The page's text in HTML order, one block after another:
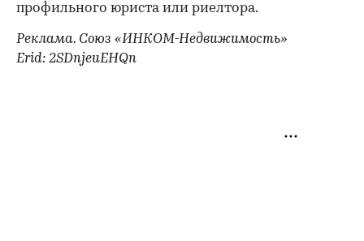
профильного юриста или риелтора.
Реклама. Союз «ИНКОМ-Недвижимость»
Erid: 2SDnjeuEHQn